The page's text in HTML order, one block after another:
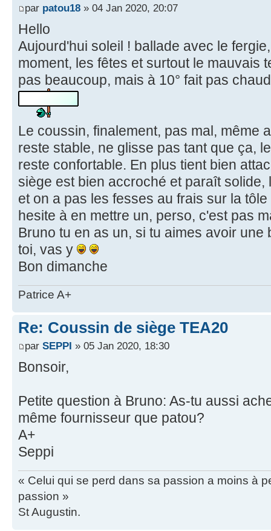
par patou18 » 04 Jan 2020, 20:07
Hello
Aujourd'hui soleil ! ballade avec le
moment, les fêtes et surtout le mauvais
pas beaucoup, mais à 10° fait pas
Le coussin, finalement, pas mal, même
reste stable, ne glisse pas tant que ça,
reste confortable. En plus tient bien
siège est bien accroché et paraît
et on a pas les fesses au frais sur la
hesite à en mettre un, perso, c'est pas
Bruno tu en as un, si tu aimes avoir
toi, vas y
Bon dimanche
Patrice A+
Re: Coussin de siège TEA20
par SEPPI » 05 Jan 2020, 18:30
Bonsoir,
Petite question à Bruno: As-tu aussi
même fournisseur que patou?
A+
Seppi
« Celui qui se perd dans sa passion a moins à
passion »
St Augustin.